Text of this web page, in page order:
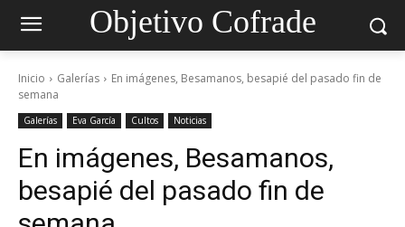
Objetivo Cofrade
Inicio Galerías
En imágenes, Besamanos, besapié del pasado fin de
semana
Galerías Eva García Cultos Noticias
En imágenes, Besamanos,
besapié del pasado fin de